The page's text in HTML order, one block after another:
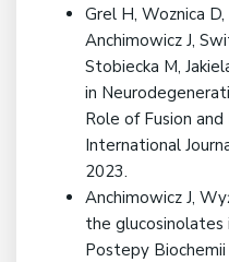
Grel H, Woznica
Anchimowicz J,
Stobiecka M,
in
Role of Fusion and
International
2023.
Anchimowicz J,
the glucosinolates
Postepy